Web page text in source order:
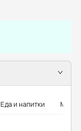
Еда и напитки MICE